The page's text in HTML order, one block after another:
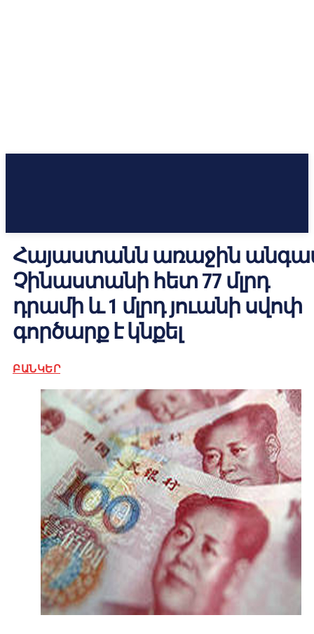
Հայաստանն առաջին
Չինաստանի հետ 77 մլրդ
դրամի և 1 մլրդ յուանի սվոփ
գործարք է կնքել
ԲԱՆԿԵՐ